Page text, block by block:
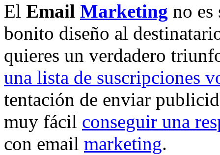
El Email Marketing no es
bonito diseño al
quieres un verdadero
una lista de suscripciones
tentación de enviar
muy fácil conseguir una
con email marketing.